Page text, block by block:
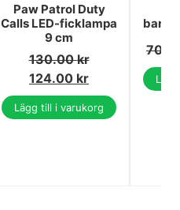
Paw Patrol Duty
Calls LED-ficklampa
9 cm
130.00kr
124.00 kr
Lägg till i varukorg